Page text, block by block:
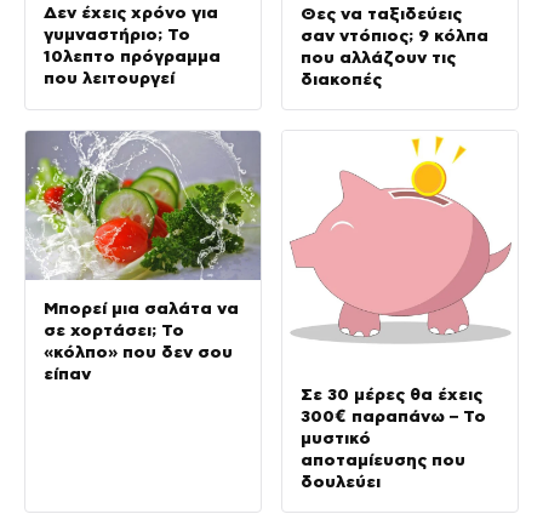
Δεν έχεις χρόνο για
γυμναστήριο; Το
10λεπτο πρόγραμμα
που λειτουργεί
Θες να ταξιδεύεις
σαν ντόπιος; 9 κόλπα
που αλλάζουν τις
διακοπές
Μπορεί μια σαλάτα να
σε χορτάσει; Το
«κόλπο» που δεν σου
είπαν
Σε 30 μέρες θα έχεις
300€ παραπάνω – Το
μυστικό
αποταμίευσης που
δουλεύει